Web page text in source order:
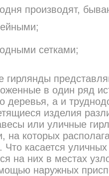
производят,
сетками;
гирлянды
в один ряд
деревья, а и
изделия
или уличные
на которых
касается
на них в местах
наружных